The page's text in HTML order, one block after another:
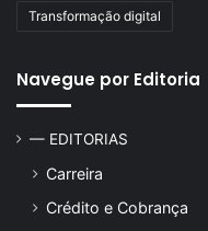
Transformação digital
Navegue por Editoria
— EDITORIAS
Carreira
Crédito e Cobrança